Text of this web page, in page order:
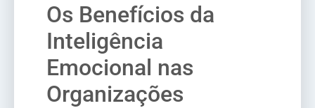
Os Benefícios da
Inteligência
Emocional nas
Organizações